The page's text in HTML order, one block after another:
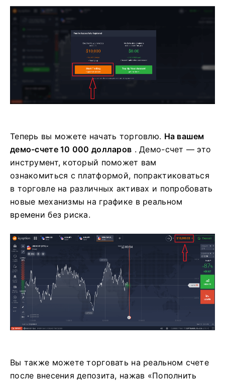
Теперь вы можете начать торговлю. На вашем
демо-счете 10 000 долларов . Демо-счет — это
инструмент, который поможет вам
ознакомиться с платформой, попрактиковаться
в торговле на различных активах и попробовать
новые механизмы на графике в реальном
времени без риска.
Вы также можете торговать на реальном счете
после внесения депозита, нажав «Пополнить